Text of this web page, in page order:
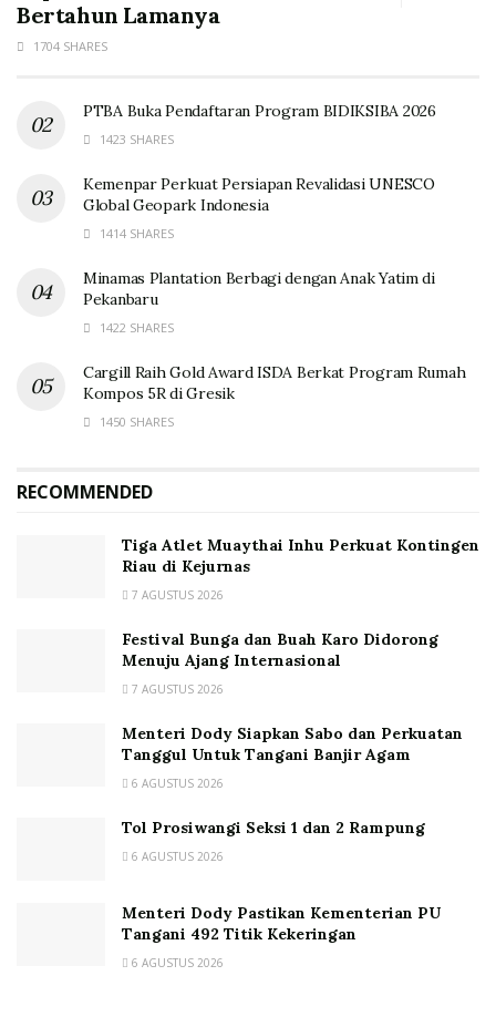
Bertahun Lamanya
1704 SHARES
PTBA Buka Pendaftaran Program BIDIKSIBA 2026
1423 SHARES
Kemenpar Perkuat Persiapan Revalidasi UNESCO
Global Geopark Indonesia
1414 SHARES
Minamas Plantation Berbagi dengan Anak Yatim di
Pekanbaru
1422 SHARES
Cargill Raih Gold Award ISDA Berkat Program Rumah
Kompos 5R di Gresik
1450 SHARES
RECOMMENDED
Tiga Atlet Muaythai Inhu Perkuat Kontingen
Riau di Kejurnas
7 AGUSTUS 2026
Festival Bunga dan Buah Karo Didorong
Menuju Ajang Internasional
7 AGUSTUS 2026
Menteri Dody Siapkan Sabo dan Perkuatan
Tanggul Untuk Tangani Banjir Agam
6 AGUSTUS 2026
Tol Prosiwangi Seksi 1 dan 2 Rampung
6 AGUSTUS 2026
Menteri Dody Pastikan Kementerian PU
Tangani 492 Titik Kekeringan
6 AGUSTUS 2026